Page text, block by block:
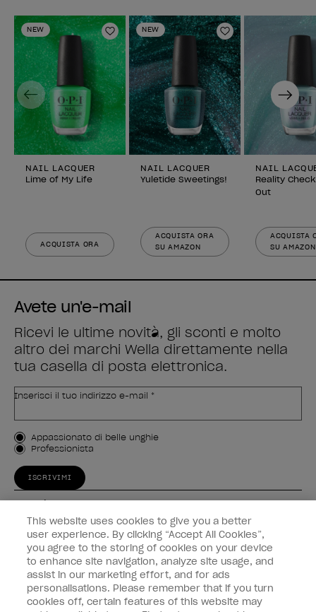
NEW
Aggiungi alla lista dei desideri
NAIL LACQUER
Lime of My Life
ACQUISTA ORA
NEW
Aggiungi alla
NAIL LACQUER
Yuletide Sweetings!
ACQUISTA ORA
SU AMAZON
NAIL
Reality
Out
ACQUISTA
SU AMAZON
Previous Next
Avete un'e-mail
Ricevi le ultime novità, gli sconti e molto
altro dei marchi Wella direttamente nella
tua casella di posta elettronica.
Inserisci il tuo indirizzo e-mail *
Tipo di cliente
Appassionato di belle unghie
Professionista
ISCRIVIMI
Esperienza
Collegati
Informazioni sul cliente
This website uses cookies to give you a better
user experience. By clicking “Accept All Cookies”,
you agree to the storing of cookies on your device
to enhance site navigation, analyze site usage, and
assist in our marketing effort, and for ads
personalisations. Please remember that if you turn
cookies off, certain features of this website may